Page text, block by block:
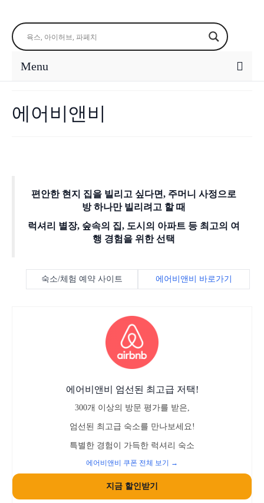
Menu
에어비앤비
편안한 현지 집을 빌리고 싶다면, 주머니 사정으로
방 하나만 빌리려고 할 때
럭셔리 별장, 숲속의 집, 도시의 아파트 등 최고의 여
행 경험을 위한 선택
숙소/체험 예약 사이트 에어비앤비 바로가기
에어비앤비 엄선된 최고급 저택!
300개 이상의 방문 평가를 받은,
엄선된 최고급 숙소를 만나보세요!
특별한 경험이 가득한 럭셔리 숙소
에어비앤비 쿠폰 전체 보기 →
지금 할인받기